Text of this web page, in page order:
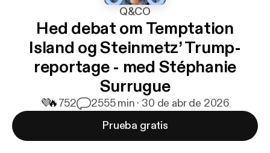
Q&CO
Hed debat om Temptation
Island og Steinmetz’ Trump-
reportage - med Stéphanie
Surrugue
💜🔥752 2555 min · 30 de abr de 2026
Prueba gratis